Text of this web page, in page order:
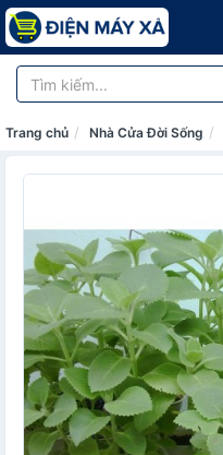
Trang chủ Nhà Cửa Đời Sống